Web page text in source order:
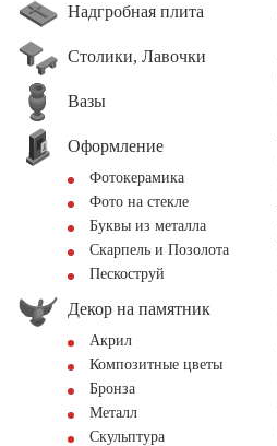
Надгробная плита
Столики, Лавочки
Вазы
Оформление
Фотокерамика
Фото на стекле
Буквы из металла
Скарпель и Позолота
Пескоструй
Декор на памятник
Акрил
Композитные цветы
Бронза
Металл
Скульптура